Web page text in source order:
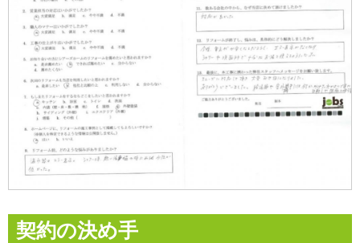
契約の決め手